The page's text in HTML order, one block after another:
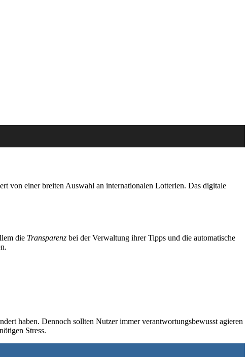
von einer breiten Auswahl an internationalen Lotterien. Das digitale
die Transparenz bei der Verwaltung ihrer Tipps und die automatische
haben. Dennoch sollten Nutzer immer verantwortungsbewusst agieren
Stress.